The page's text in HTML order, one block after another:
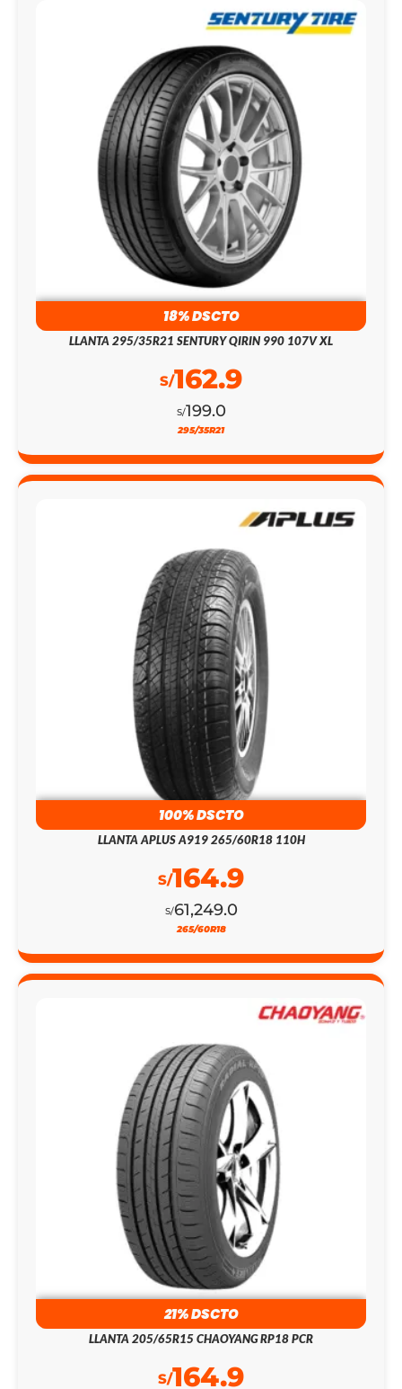
18% DSCTO
LLANTA 295/35R21 SENTURY QIRIN 990 107V XL
199.0
162.9
295/35R21
100% DSCTO
LLANTA APLUS A919 265/60R18 110H
61,249.0
164.9
265/60R18
21% DSCTO
LLANTA 205/65R15 CHAOYANG RP18 PCR
164.9